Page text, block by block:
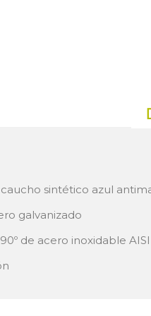
sintético azul
galvanizado
de acero inoxidable